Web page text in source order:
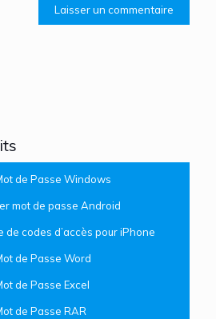
de Passe Windows
mot de passe Android
de codes d’accès pour iPhone
de Passe Word
de Passe Excel
de Passe RAR